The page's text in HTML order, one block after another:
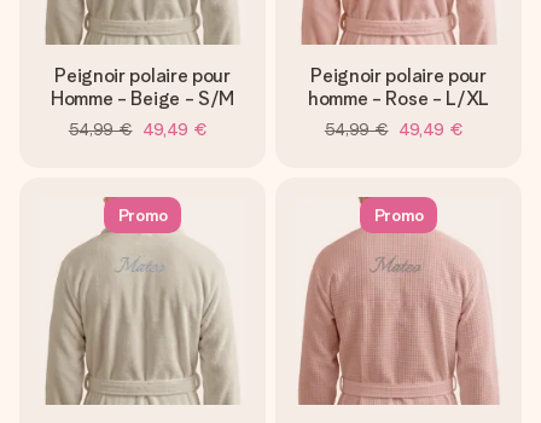
Peignoir polaire pour
Homme - Beige - S/M
54,99 € 49,49 €
Peignoir polaire pour
homme - Rose - L/XL
54,99 € 49,49 €
Promo Promo